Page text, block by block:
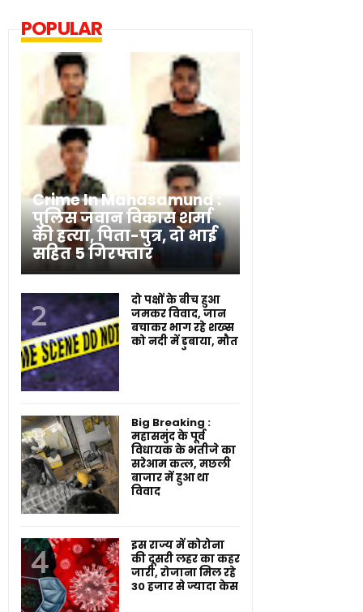
POPULAR
Crime In Mahasamund :
पुलिस जवान विकास शर्मा
की हत्या, पिता-पुत्र, दो भाई
सहित 5 गिरफ्तार
दो पक्षों के बीच हुआ
जमकर विवाद, जान
बचाकर भाग रहे शख्स
को नदी में डुबाया, मौत
Big Breaking :
महासमुंद के पूर्व
विधायक के भतीजे का
सरेआम कत्ल, मछली
बाजार में हुआ था
विवाद
इस राज्य में कोरोना
की दूसरी लहर का कहर
जारी, रोजाना मिल रहे
30 हजार से ज्यादा केस